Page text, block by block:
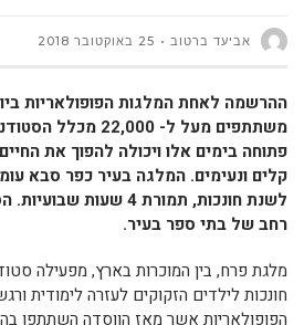
אביעד ברטוב 25 באוקטובר 2018
ההרשמה לאחת המלגות הפופולאריות
משתתפים מעל ל-
פתוחה בימים אלו ויכולה להפוך את
לשנת חונכות, תמורת 4
רחב של בתי ספר בעיר.
מלגת פרח, בין המוכרות בארץ, מפעילה
חונכות לילדים הזקוקים לעזרה לימודית